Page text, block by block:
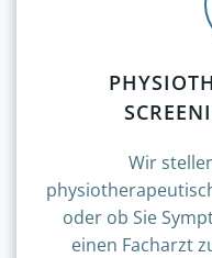
Wir
oder ob Sie
einen Facharzt